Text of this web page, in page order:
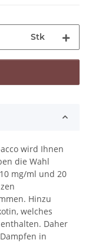
Stk
wird Ihnen
die Wahl
mg/ml und 20
Hinzu
welches
Daher
in